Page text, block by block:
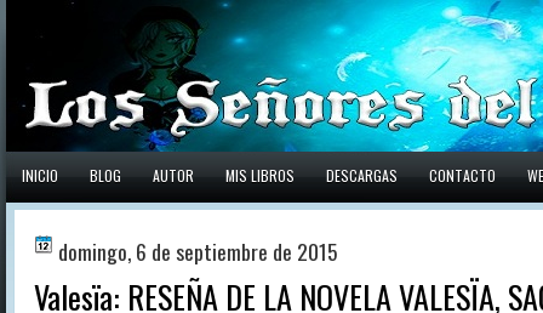
INICIO BLOG AUTOR MIS LIBROS DESCARGAS CONTACTO
domingo, 6 de septiembre de 2015
Valesïa: RESEÑA DE LA NOVELA VALESÏA,